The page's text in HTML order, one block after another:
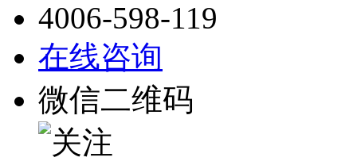
4006-598-119
在线咨询
微信二维码